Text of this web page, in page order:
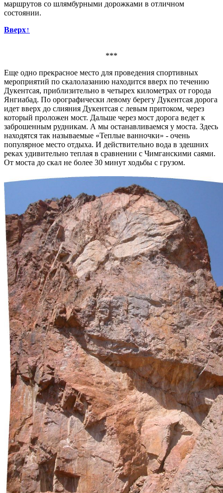
маршрутов со шлямбурными дорожками в отличном
состоянии.
Вверх↑
***
Еще одно прекрасное место для проведения спортивных
мероприятий по скалолазанию находится вверх по течению
Дукентсая, приблизительно в четырех километрах от города
Янгиабад. По орографически левому берегу Дукентсая дорога
идет вверх до слияния Дукентсая с левым притоком, через
который проложен мост. Дальше через мост дорога ведет к
заброшенным рудникам. А мы останавливаемся у моста. Здесь
находятся так называемые «Теплые ванночки» - очень
популярное место отдыха. И действительно вода в здешних
реках удивительно теплая в сравнении с Чимганскими саями.
От моста до скал не более 30 минут ходьбы с грузом.